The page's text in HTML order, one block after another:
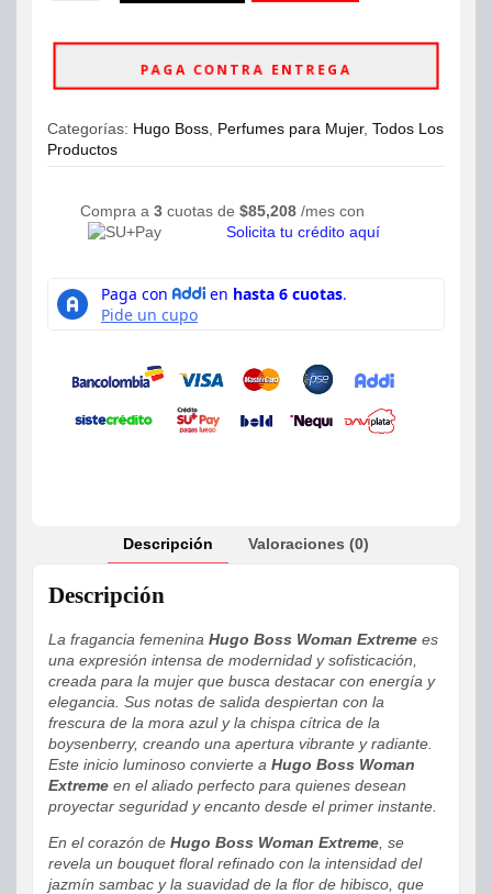
de
75ml
Mujer
PAGA CONTRA ENTREGA
Categorías: Hugo Boss Perfumes para Mujer, Todos Los
Productos
Compra a 3 cuotas de $85,208 /mes con
Solicita tu crédito aquí
Descripción Valoraciones (0)
Descripción
La fragancia femenina Hugo Boss Woman Extreme es
una expresión intensa de modernidad y sofisticación,
creada para la mujer que busca destacar con energía y
elegancia. Sus notas de salida despiertan con la
frescura de la mora azul y la chispa cítrica de la
boysenberry, creando una apertura vibrante y radiante.
Este inicio luminoso convierte a Hugo Boss Woman
Extreme en el aliado perfecto para quienes desean
proyectar seguridad y encanto desde el primer instante.
En el corazón de Hugo Boss Woman Extreme , se
revela un bouquet floral refinado con la intensidad del
jazmín sambac y la suavidad de la flor de hibisco, que